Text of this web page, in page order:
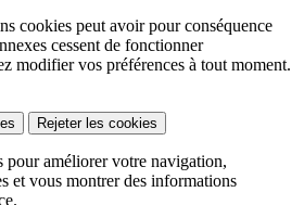
cookies peut avoir pour conséquence
cessent de fonctionner
modifier vos préférences à tout moment.
Rejeter les cookies
pour améliorer votre navigation,
et vous montrer des informations